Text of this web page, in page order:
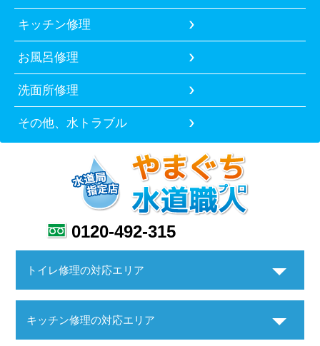
キッチン修理
お風呂修理
洗面所修理
その他、水トラブル
0120-492-315
トイレ修理の対応エリア
キッチン修理の対応エリア